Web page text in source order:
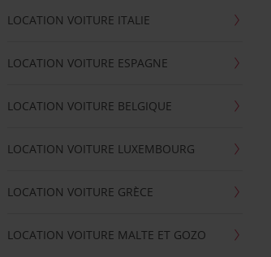
LOCATION VOITURE ITALIE
LOCATION VOITURE ESPAGNE
LOCATION VOITURE BELGIQUE
LOCATION VOITURE LUXEMBOURG
LOCATION VOITURE GRÈCE
LOCATION VOITURE MALTE ET GOZO